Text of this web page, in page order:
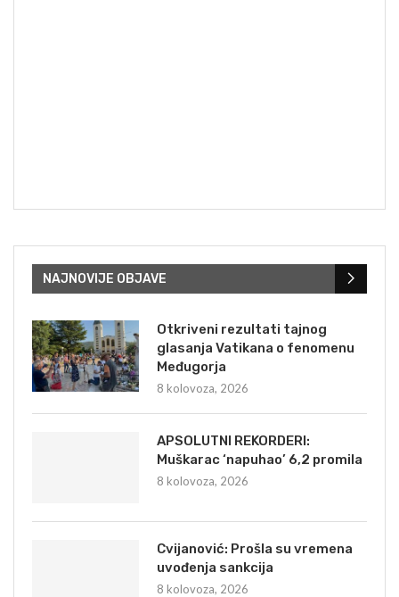
NAJNOVIJE OBJAVE
Otkriveni rezultati tajnog
glasanja Vatikana o fenomenu
Međugorja
8 kolovoza, 2026
APSOLUTNI REKORDERI:
Muškarac ‘napuhao’ 6,2 promila
8 kolovoza, 2026
Cvijanović: Prošla su vremena
uvođenja sankcija
8 kolovoza, 2026